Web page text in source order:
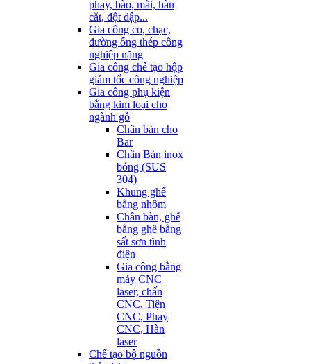
phay, bào, mài, hàn
cắt, đột dập...
Gia công co, chạc,
đường ống thép công
nghiệp nặng
Gia công chế tạo hộp
giảm tốc công nghiệp
Gia công phụ kiện
bằng kim loại cho
ngành gỗ
Chân bàn cho
Bar
Chân Bàn inox
bóng (SUS
304)
Khung ghế
bằng nhôm
Chân bàn, ghế
bằng ghê bằng
sất sơn tĩnh
điện
Gia công bằng
máy CNC
laser, chấn
CNC, Tiện
CNC, Phay
CNC, Hàn
laser
Chế tạo bộ nguồn